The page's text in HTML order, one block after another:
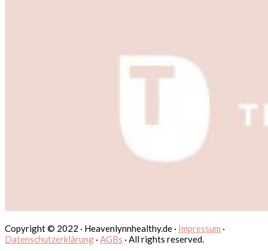
Copyright © 2022 · Heavenlynnhealthy.de · Impressum ·
Datenschutzerklärung · AGBs · All rights reserved.